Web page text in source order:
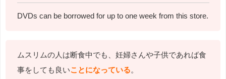
DVDs can be borrowed for up to one week from this store.
ムスリムの人は断食中でも、妊婦さんや子供であれば食
事をしても良いことになっている。